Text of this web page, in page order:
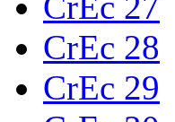
CrEc 28
CrEc 29